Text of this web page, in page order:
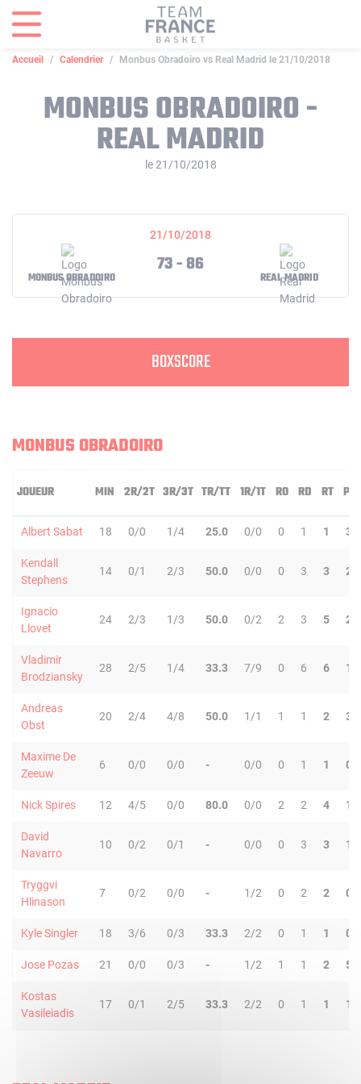
Accueil Calendrier Monbus Obradoiro vs Real Madrid le 21/10/2018
MONBUS OBRADOIRO -
REAL MADRID
le 21/10/2018
21/10/2018
MONBUS OBRADOIRO
73 - 86
REAL MADRID
BOXSCORE
MONBUS OBRADOIRO
JOUEUR MIN 2R/2T 3R/3T TR/TT 1R/1T RO RD RT PD
Albert Sabat 18 0/0 1/4 25.0 0/0 0 1 1 3
Kendall
Stephens
14 0/1 2/3 50.0 0/0 0 3 3 2
Ignacio
Llovet
24 2/3 1/3 50.0 0/2 2 3 5 2
Vladimir
Brodziansky
28 2/5 1/4 33.3 7/9 0 6 6 1
Andreas
Obst
20 2/4 4/8 50.0 1/1 1 1 2 3
Maxime De
Zeeuw
6 0/0 0/0 - 0/0 0 1 1 0
Nick Spires 12 4/5 0/0 80.0 0/0 2 2 4 1
David
Navarro
10 0/2 0/1 - 0/0 0 3 3 1
Tryggvi
Hlinason
7 0/2 0/0 - 1/2 0 2 2 0
Kyle Singler 18 3/6 0/3 33.3 2/2 0 1 1 0
Jose Pozas 21 0/0 0/3 - 1/2 1 1 2 5
Kostas
Vasileiadis
17 0/1 2/5 33.3 2/2 0 1 1 1
Panneau de gestion des cookies